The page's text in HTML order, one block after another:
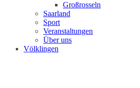
Großrosseln
Saarland
Sport
Veranstaltungen
Über uns
Völklingen